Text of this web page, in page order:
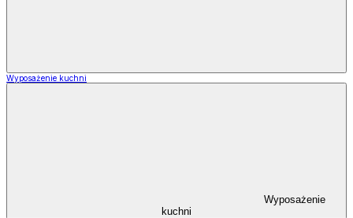
Wyposażenie kuchni
Wyposażenie
kuchni